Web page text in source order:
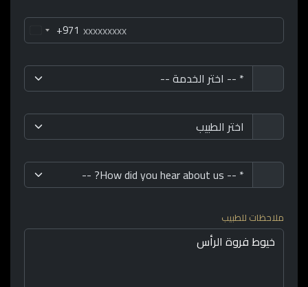
+971
ملاحظات للطبيب